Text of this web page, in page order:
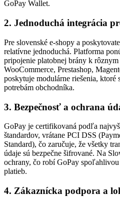
GoPay Wallet.
2. Jednoduchá integrácia
Pre slovenské e-shopy a
relatívne jednoduchá. Platforma
pripojenie platobnej brány k
WooCommerce, Prestashop,
poskytuje modulárne riešenia,
potrebám obchodníka.
3. Bezpečnosť a ochrana
GoPay je certifikovaná podľa
štandardov, vrátane PCI DSS
Standard), čo zaručuje, že všetky
údaje sú bezpečne šifrované. Na
ochrany, čo robí GoPay
platieb.
4. Zákaznícka podpora a